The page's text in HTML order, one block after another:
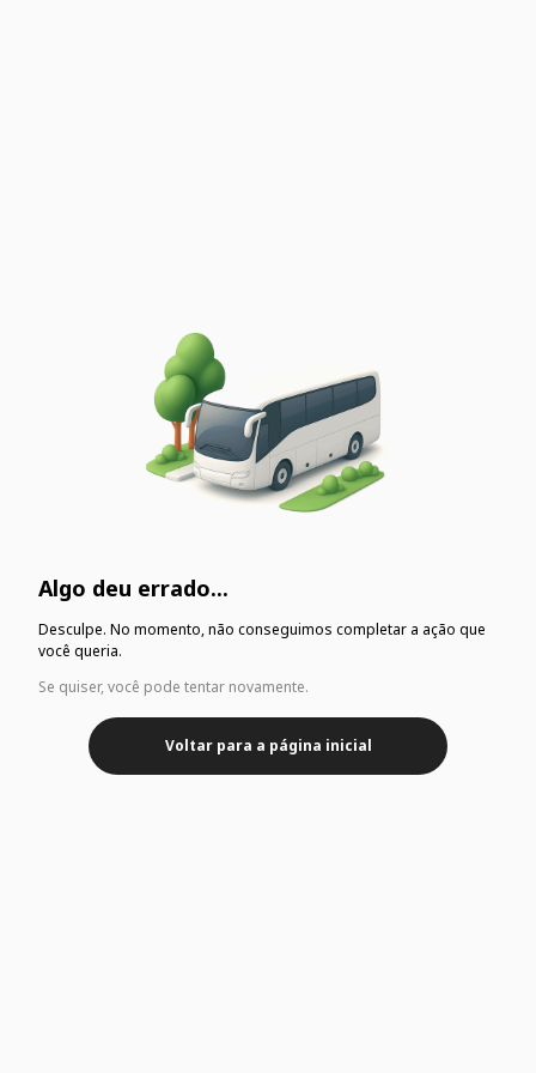
Algo deu errado...
Desculpe. No momento, não conseguimos completar a ação que
você queria.
Se quiser, você pode tentar novamente.
Voltar para a página inicial